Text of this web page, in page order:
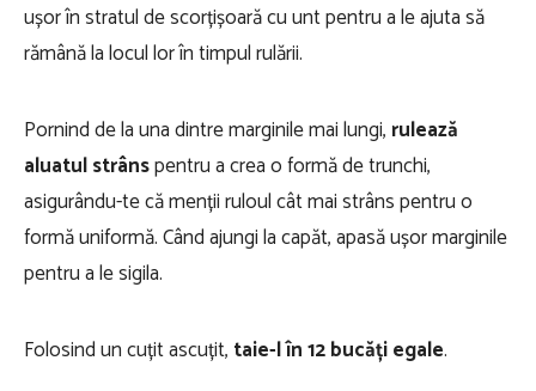
ușor în stratul de scorțișoară cu unt pentru a le ajuta să
rămână la locul lor în timpul rulării.
Pornind de la una dintre marginile mai lungi, rulează
aluatul strânspentru a crea o formă de trunchi,
asigurându-te că menții ruloul cât mai strâns pentru o
formă uniformă. Când ajungi la capăt, apasă ușor marginile
pentru a le sigila.
Folosind un cuțit ascuțit, taie-l în 12 bucăți egale.